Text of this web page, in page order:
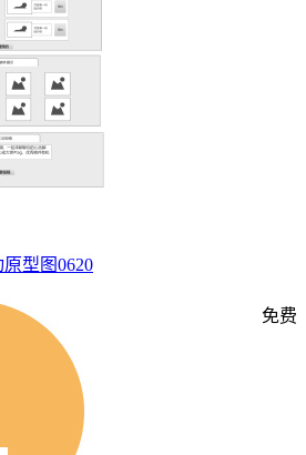
型图0620
免费